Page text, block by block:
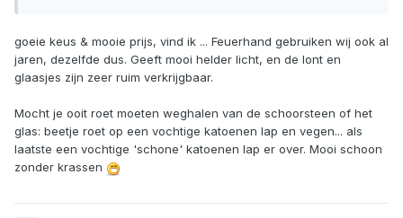
goeie keus & mooie prijs, vind ik ... Feuerhand gebruiken wij ook al
jaren, dezelfde dus. Geeft mooi helder licht, en de lont en
glaasjes zijn zeer ruim verkrijgbaar.
Mocht je ooit roet moeten weghalen van de schoorsteen of het
glas: beetje roet op een vochtige katoenen lap en vegen... als
laatste een vochtige 'schone' katoenen lap er over. Mooi schoon
zonder krassen